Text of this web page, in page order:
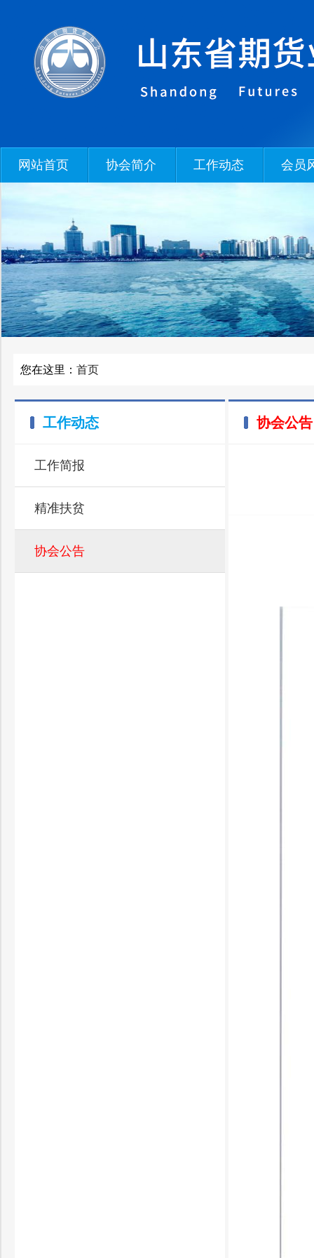
网站首页 协会简介 工作动态 会员
您在这里： 首页
工作动态
工作简报
精准扶贫
协会公告
协会公告